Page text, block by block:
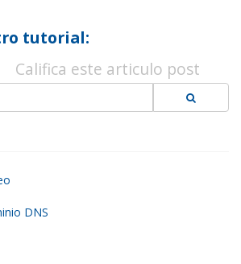
tutorial:
Califica este articulo post
DNS